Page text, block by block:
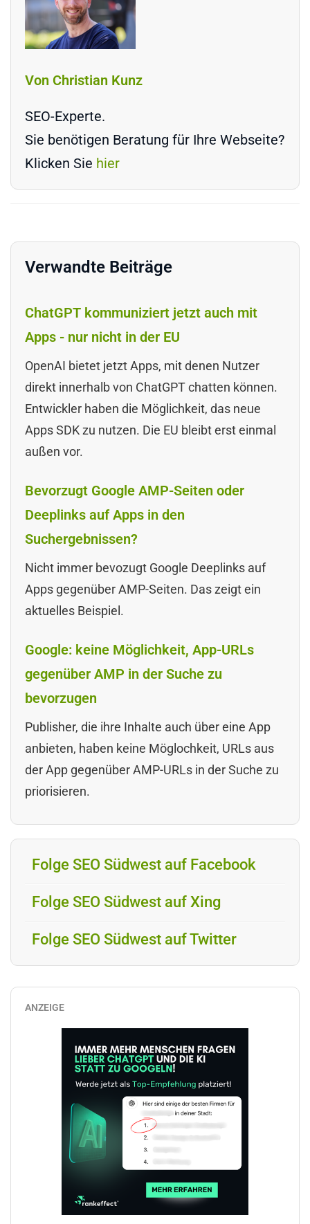
Von Christian Kunz
SEO-Experte.
Sie benötigen Beratung für Ihre Webseite?
Klicken Sie hier
Verwandte Beiträge
ChatGPT kommuniziert jetzt auch mit
Apps - nur nicht in der EU
OpenAI bietet jetzt Apps, mit denen Nutzer
direkt innerhalb von ChatGPT chatten können.
Entwickler haben die Möglichkeit, das neue
Apps SDK zu nutzen. Die EU bleibt erst einmal
außen vor.
Bevorzugt Google AMP-Seiten oder
Deeplinks auf Apps in den
Suchergebnissen?
Nicht immer bevozugt Google Deeplinks auf
Apps gegenüber AMP-Seiten. Das zeigt ein
aktuelles Beispiel.
Google: keine Möglichkeit, App-URLs
gegenüber AMP in der Suche zu
bevorzugen
Publisher, die ihre Inhalte auch über eine App
anbieten, haben keine Möglochkeit, URLs aus
der App gegenüber AMP-URLs in der Suche zu
priorisieren.
Folge SEO Südwest auf Facebook
Folge SEO Südwest auf Xing
Folge SEO Südwest auf Twitter
ANZEIGE